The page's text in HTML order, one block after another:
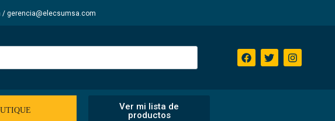
/ gerencia@elecsumsa.com
Ver mi lista de
productos